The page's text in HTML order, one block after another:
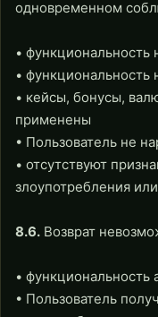
одновременном
• функциональность
• функциональность
• кейсы, бонусы,
применены
• Пользователь не
• отсутствуют
злоупотребления
8.6. Возврат
• функциональность
• Пользователь